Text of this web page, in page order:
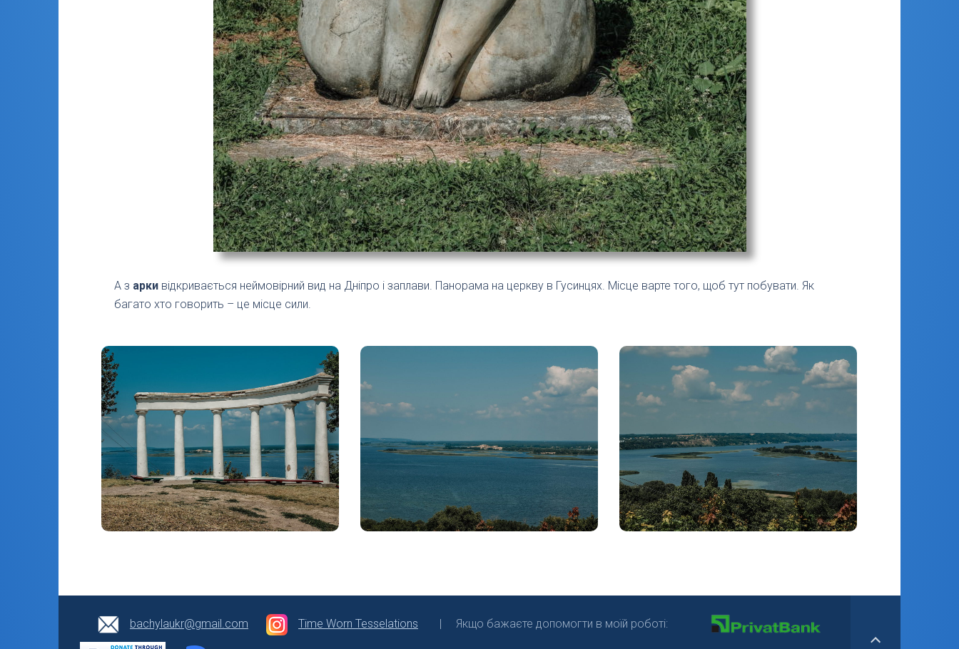
А з арки відкривається неймовірний вид на Дніпро і заплави. Панорама на церкву в Гусинцях. Місце варте того, щоб тут побувати. Як
багато хто говорить – це місце сили.
bachylaukr@gmail.com Time Worn Tesselations Якщо бажаєте допомогти в моїй роботі: